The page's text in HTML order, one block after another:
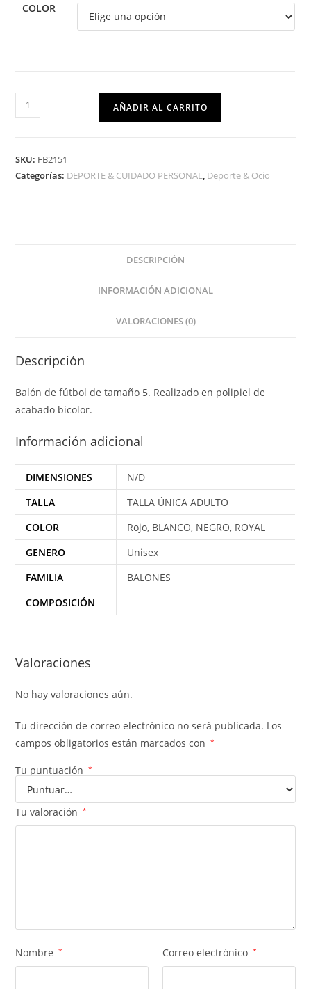
COLOR
AÑADIR AL CARRITO
SKU: FB2151
Categorías: DEPORTE & CUIDADO PERSONAL, Deporte & Ocio
DESCRIPCIÓN
INFORMACIÓN ADICIONAL
VALORACIONES (0)
Descripción
Balón de fútbol de tamaño 5. Realizado en polipiel de
acabado bicolor.
Información adicional
DIMENSIONES
N/D
TALLA
TALLA ÚNICA ADULTO
COLOR
Rojo, BLANCO, NEGRO, ROYAL
GENERO
Unisex
FAMILIA
BALONES
COMPOSICIÓN
Valoraciones
No hay valoraciones aún.
Tu dirección de correo electrónico no será publicada. Los
campos obligatorios están marcados con
*
Tu puntuación *
Tu valoración *
Nombre * Correo electrónico *